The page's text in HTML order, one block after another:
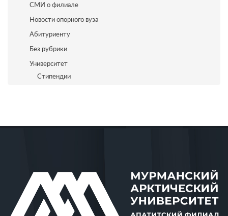
СМИ о филиале
Новости опорного вуза
Абитуриенту
Без рубрики
Университет
Стипендии